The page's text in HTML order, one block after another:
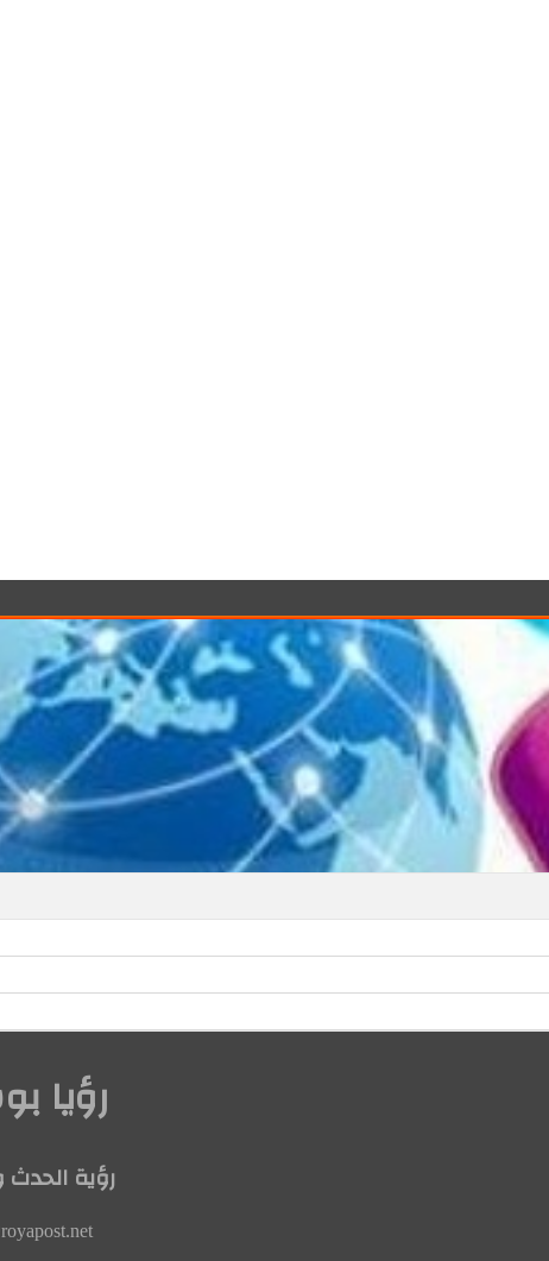
رؤيا
رؤية الحدث